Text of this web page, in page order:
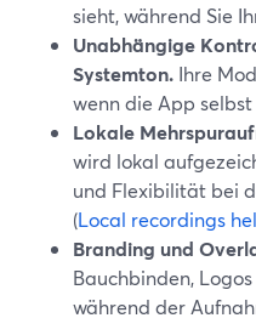
sieht, während Sie
Unabhängige
Systemton. Ihre
wenn die App
Lokale
wird lokal
und Flexibilität bei
(Local recordings
Branding und
Bauchbinden,
während der